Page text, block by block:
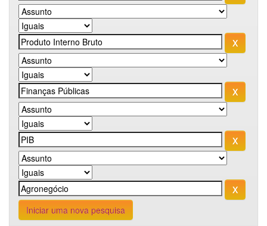
Iniciar uma nova pesquisa